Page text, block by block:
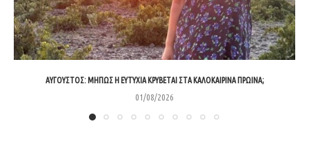
ΑΎΓΟΥΣΤΟΣ: ΜΉΠΩΣ Η ΕΥΤΥΧΊΑ ΚΡΎΒΕΤΑΙ ΣΤΑ ΚΑΛΟΚΑΙΡΙΝΆ ΠΡΩΙΝΆ;
01/08/2026